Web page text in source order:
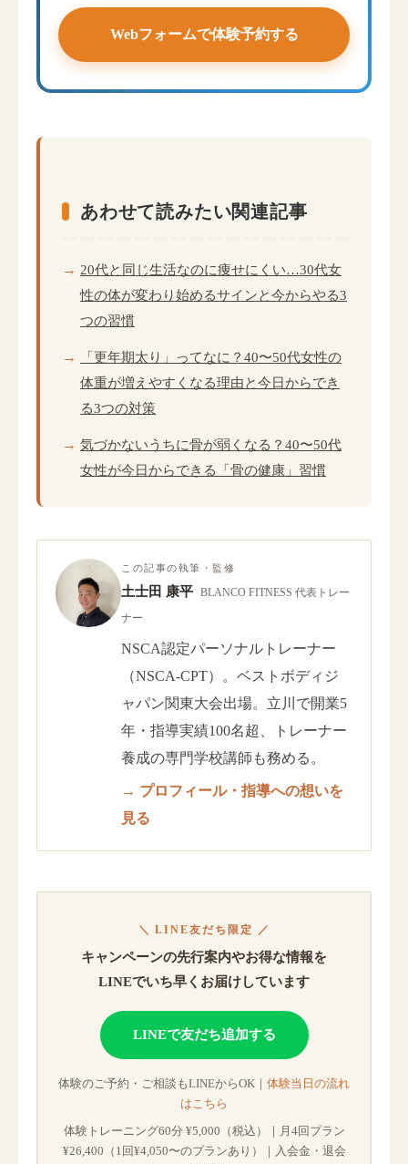
Webフォームで体験予約する
あわせて読みたい関連記事
20代と同じ生活なのに痩せにくい…30代女
性の体が変わり始めるサインと今からやる3
つの習慣
「更年期太り」ってなに？40〜50代女性の
体重が増えやすくなる理由と今日からでき
る3つの対策
気づかないうちに骨が弱くなる？40〜50代
女性が今日からできる「骨の健康」習慣
この記事の執筆・監修
土士田 康平 BLANCO FITNESS 代表トレー
ナー
NSCA認定パーソナルトレーナー
（NSCA-CPT）。ベストボディジ
ャパン関東大会出場。立川で開業5
年・指導実績100名超、トレーナー
養成の専門学校講師も務める。
→ プロフィール・指導への想いを
見る
＼ LINE友だち限定 ／
キャンペーンの先行案内やお得な情報を
LINEでいち早くお届けしています
LINEで友だち追加する
体験のご予約・ご相談もLINEからOK｜ 体験当日の流れ
はこちら
体験トレーニング60分 ¥5,000（税込）｜月4回プラン
¥26,400（1回¥4,050〜のプランあり）｜入会金・退会